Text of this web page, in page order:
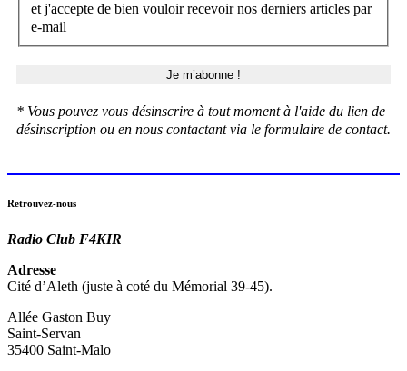
et j'accepte de bien vouloir recevoir nos derniers articles par
e-mail
* Vous pouvez vous désinscrire à tout moment à l'aide du lien de
désinscription ou en nous contactant via le formulaire de contact.
Retrouvez-nous
Radio Club F4KIR
Adresse
Cité d’Aleth (juste à coté du Mémorial 39-45).
Allée Gaston Buy
Saint-Servan
35400 Saint-Malo